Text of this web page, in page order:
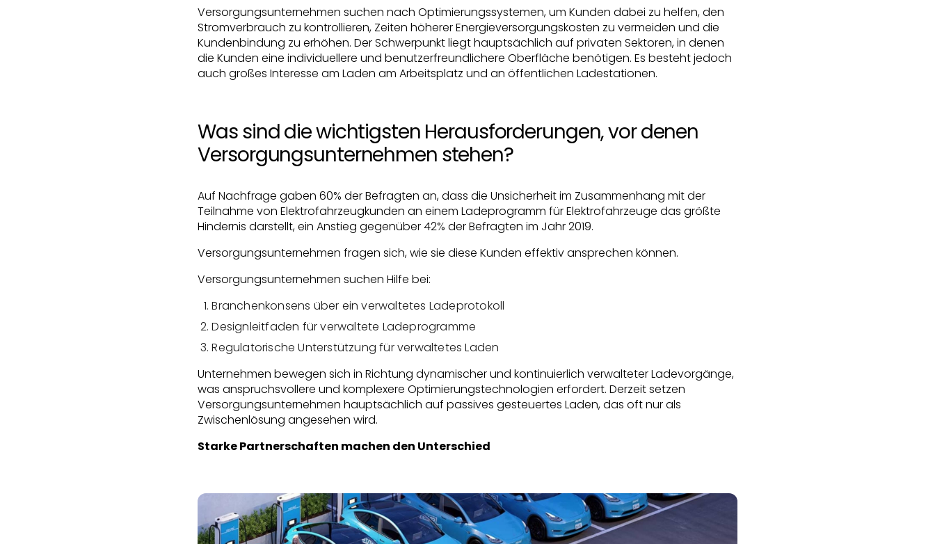
Versorgungsunternehmen suchen nach Optimierungssystemen, um Kunden dabei zu helfen, den
Stromverbrauch zu kontrollieren, Zeiten höherer Energieversorgungskosten zu vermeiden und die
Kundenbindung zu erhöhen. Der Schwerpunkt liegt hauptsächlich auf privaten Sektoren, in denen
die Kunden eine individuellere und benutzerfreundlichere Oberfläche benötigen. Es besteht jedoch
auch großes Interesse am Laden am Arbeitsplatz und an öffentlichen Ladestationen.
Was sind die wichtigsten Herausforderungen, vor denen
Versorgungsunternehmen stehen?
Auf Nachfrage gaben 60% der Befragten an, dass die Unsicherheit im Zusammenhang mit der
Teilnahme von Elektrofahrzeugkunden an einem Ladeprogramm für Elektrofahrzeuge das größte
Hindernis darstellt, ein Anstieg gegenüber 42% der Befragten im Jahr 2019.
Versorgungsunternehmen fragen sich, wie sie diese Kunden effektiv ansprechen können.
Versorgungsunternehmen suchen Hilfe bei:
Branchenkonsens über ein verwaltetes Ladeprotokoll
Designleitfaden für verwaltete Ladeprogramme
Regulatorische Unterstützung für verwaltetes Laden
Unternehmen bewegen sich in Richtung dynamischer und kontinuierlich verwalteter Ladevorgänge,
was anspruchsvollere und komplexere Optimierungstechnologien erfordert. Derzeit setzen
Versorgungsunternehmen hauptsächlich auf passives gesteuertes Laden, das oft nur als
Zwischenlösung angesehen wird.
Starke Partnerschaften machen den Unterschied